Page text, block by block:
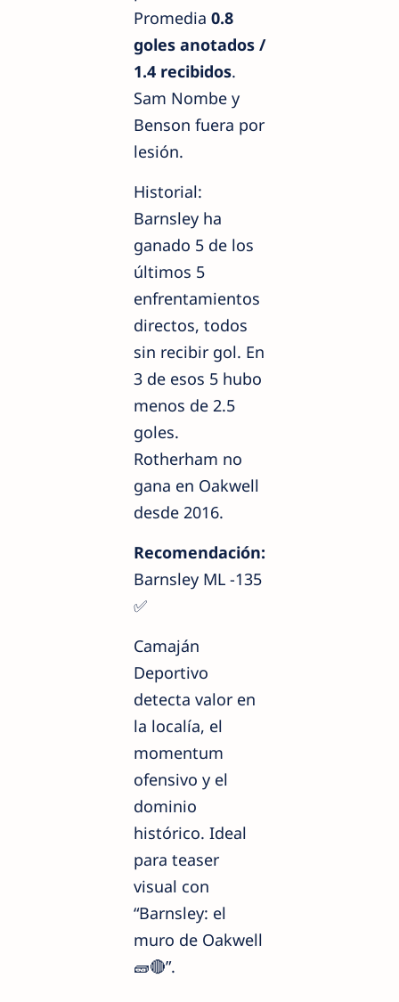
Promedia 0.8
goles anotados /
1.4 recibidos.
Sam Nombe y
Benson fuera por
lesión.
Historial:
Barnsley ha
ganado 5 de los
últimos 5
enfrentamientos
directos, todos
sin recibir gol. En
3 de esos 5 hubo
menos de 2.5
goles.
Rotherham no
gana en Oakwell
desde 2016.
Recomendación:
Barnsley ML -135
✅
Camaján
Deportivo
detecta valor en
la localía, el
momentum
ofensivo y el
dominio
histórico. Ideal
para teaser
visual con
“Barnsley: el
muro de Oakwell
🧱🔴”.